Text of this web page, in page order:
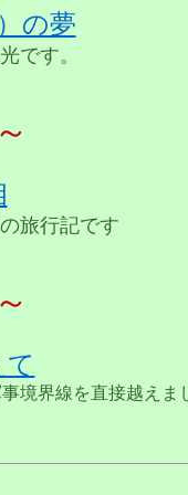
の夢
です。
旅行記です
て
境界線を直接越えま